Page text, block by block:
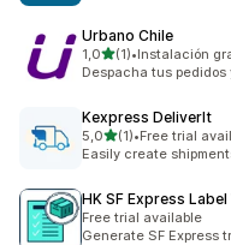
Urbano Chile
1,0/ 5 tähteä
(1)
1 arvostelua yhteensä
•Instalación
Despacha tus
Kexpress DeliverIt
5,0/ 5 tähteä
(1)
1 arvostelua yhteensä
•Free trial
Easily create
HK SF Express Label
Free trial available
Generate SF Express